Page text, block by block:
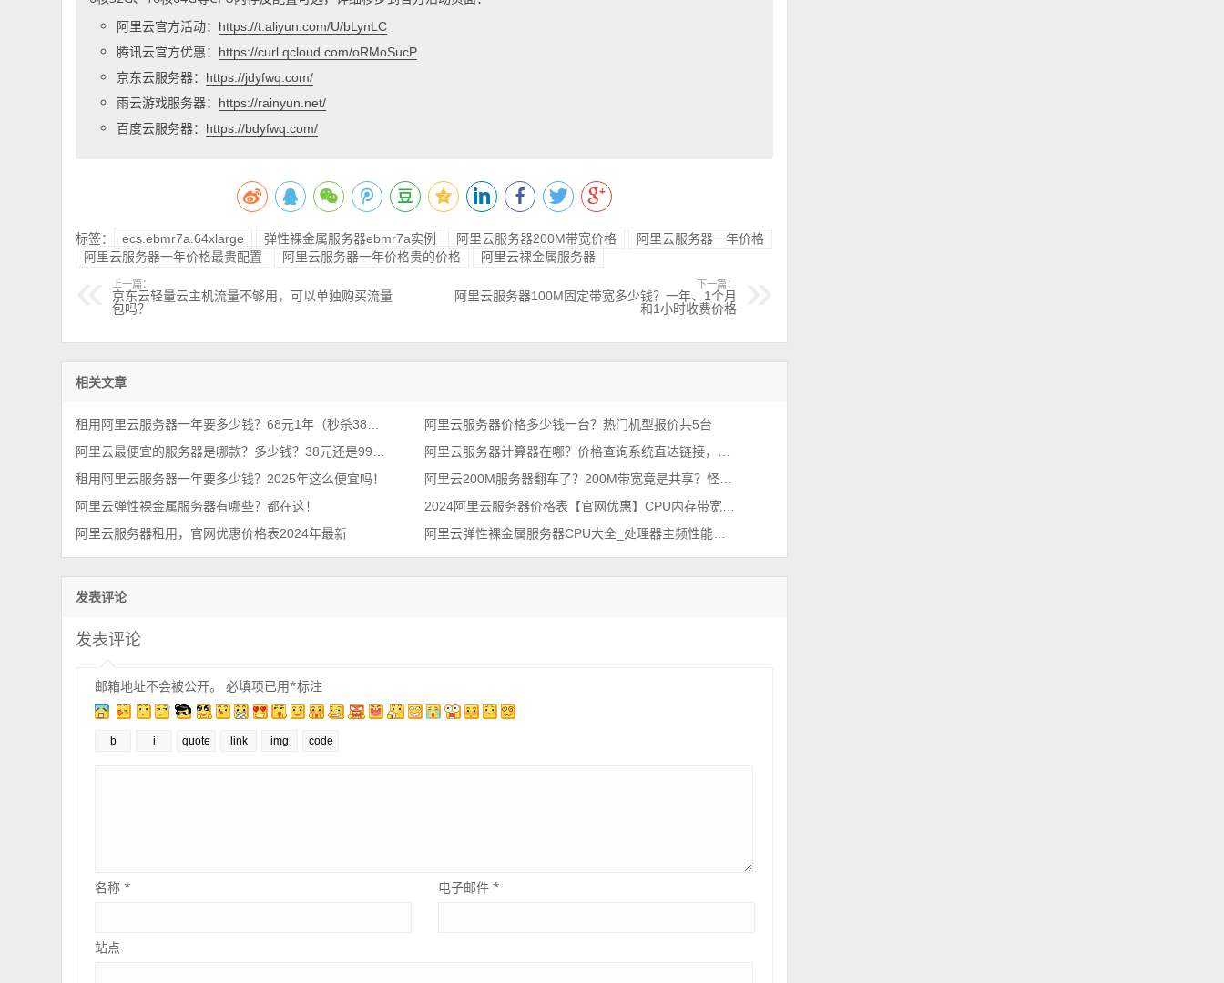
阿里云官方活动：
https://t.aliyun.com/U/bLynLC
腾讯云官方优惠： https://curl.qcloud.com/oRMoSucP
京东云服务器： https://jdyfwq.com/
雨云游戏服务器： https://rainyun.net/
百度云服务器： https://bdyfwq.com/
标签： ecs.ebmr7a.64xlarge 弹性裸金属服务器ebmr7a实例 阿里云服务器200M带宽价格
阿里云服务器一年价格
阿里云服务器一年价格最贵配置
阿里云服务器一年价格贵的价格 阿里云裸金属服务器
上一篇：
京东云轻量云主机流量不够用，可以单独购买流量
包吗？
下一篇：
阿里云服务器100M固定带宽多少钱？一年、1个月
和1小时收费价格
相关文章
阿里云服务器价格多少钱一台？热门机型报价共5台
租用阿里云服务器一年要多少钱？2025年这么便宜吗！
阿里云弹性裸金属服务器有哪些？都在这！
阿里云服务器租用，官网优惠价格表2024年最新
发表评论
发表评论
邮箱地址不会被公开。 必填项已用*标注
名称* 电子邮件 *
站点